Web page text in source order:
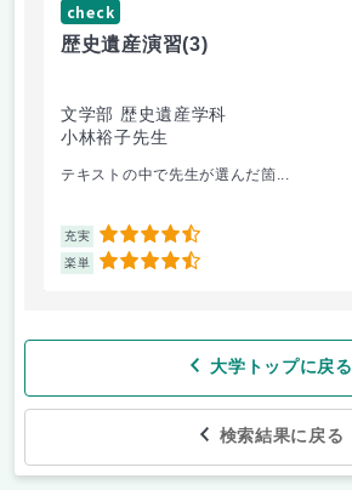
check
歴史遺産演習(3)
文学部 歴史遺産学科
小林裕子先生
テキストの中で先生が選んだ箇...
充実 4.5
楽単 4.5
大学トップに戻る
検索結果に戻る